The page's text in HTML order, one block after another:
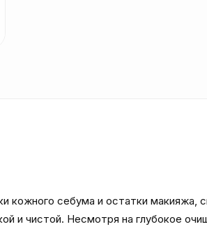
кожного себума и остатки макияжа,
и чистой. Несмотря на глубокое